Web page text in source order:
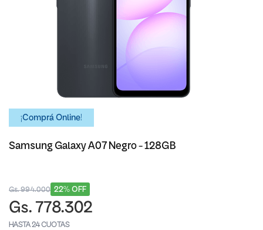
¡Comprá Online!
Samsung Galaxy A07 Negro - 128GB
22% OFF
Gs. 994.000
Gs. 778.302
HASTA 24 CUOTAS